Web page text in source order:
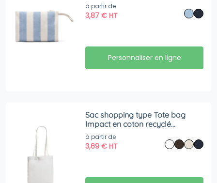
à partir de
3,87€ HT
Personnaliser en ligne
Sac shopping type Tote bag
Impact en coton recyclé
AWARE™
à partir de
3,69€ HT